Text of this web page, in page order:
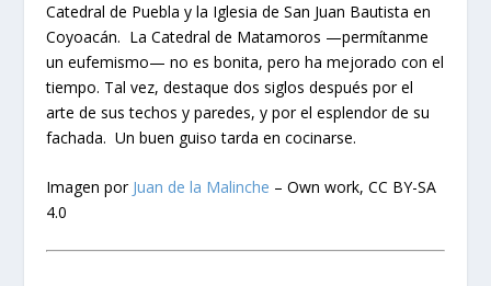
Catedral de Puebla y la Iglesia de San Juan Bautista en
Coyoacán. La Catedral de Matamoros —permítanme
un eufemismo— no es bonita, pero ha mejorado con el
tiempo. Tal vez, destaque dos siglos después por el
arte de sus techos y paredes, y por el esplendor de su
fachada. Un buen guiso tarda en cocinarse.
Imagen por Juan de la Malinche – Own work, CC BY-SA
4.0